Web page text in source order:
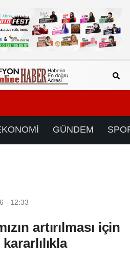
GÜNDEM
- 12:33
artırılması için
kararlılıkla